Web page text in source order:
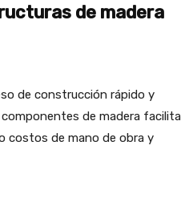
de madera
de construcción rápido y
de madera facilita
costos de mano de obra y